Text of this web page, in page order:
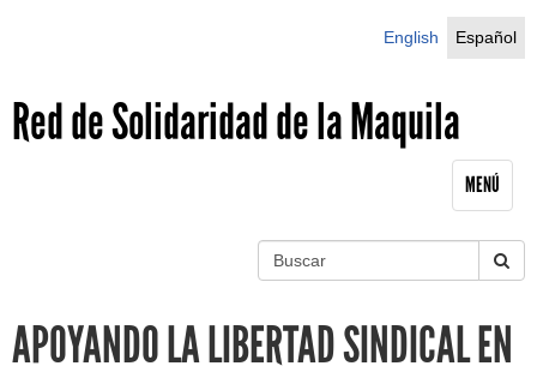
English
Español
Red de Solidaridad de la Maquila
MENÚ
APOYANDO LA LIBERTAD SINDICAL EN
S
e
u
c
a